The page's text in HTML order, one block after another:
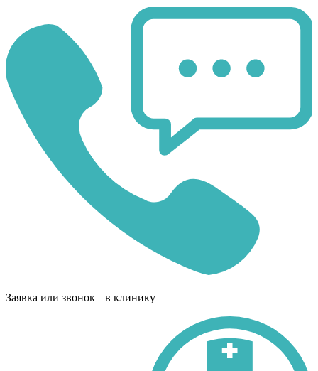
Заявка или звонок в клинику